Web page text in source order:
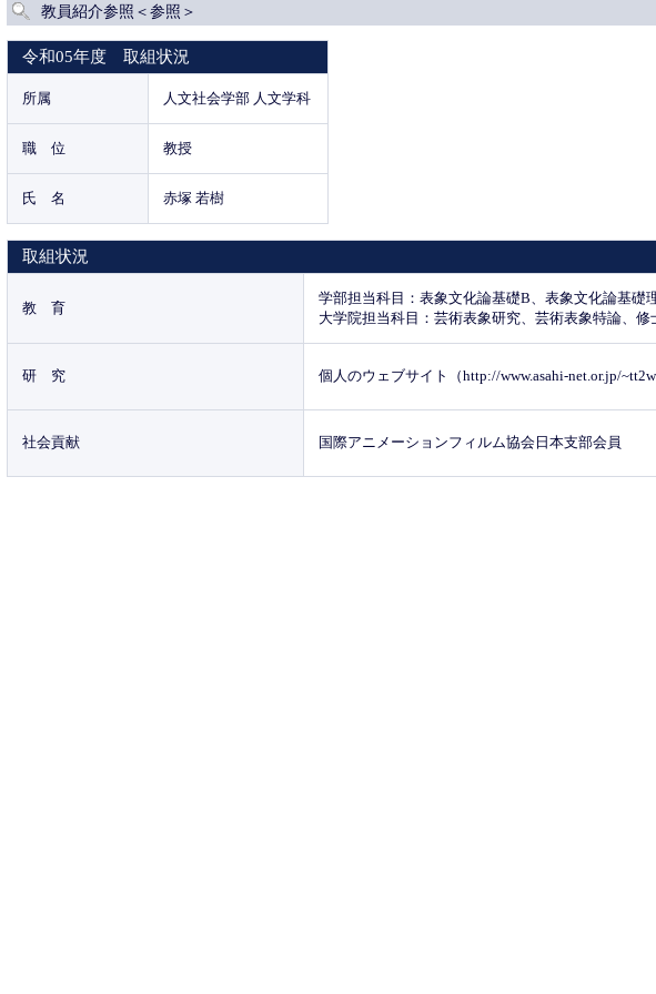
教員紹介参照＜参照＞
令和05年度 取組状況
所属 人文社会学部 人文学科
職 位 教授
氏 名 赤塚 若樹
取組状況
教 育
学部担当科目：表象文化論基礎B、表象文化論基
大学院担当科目：芸術表象研究、芸術表象特論、
研 究 個人のウェブサイト（http://www.asahi-net.or.jp/
社会貢献 国際アニメーションフィルム協会日本支部会員